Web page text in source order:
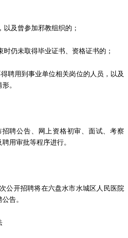
及曾参加邪教组织的；
时仍未取得毕业证书、资格证书的；
聘用到事业单位相关岗位的人员，以及
。
聘公告、网上资格初审、面试、考察
用审批等程序进行。
公开招聘将在六盘水市水城区人民医院
告。